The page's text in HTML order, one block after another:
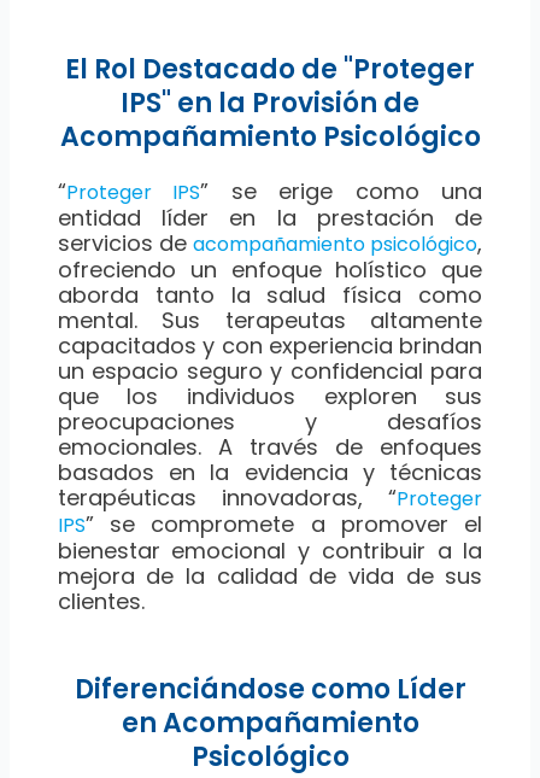
El Rol Destacado de "Proteger
IPS" en la Provisión de
Acompañamiento Psicológico
“Proteger IPS” se erige como una
entidad líder en la prestación de
servicios deacompañamiento psicológico,
ofreciendo un enfoque holístico que
aborda tanto la salud física como
mental. Sus terapeutas altamente
capacitados y con experiencia brindan
un espacio seguro y confidencial para
que los individuos exploren sus
preocupaciones y desafíos
emocionales. A través de enfoques
basados en la evidencia y técnicas
terapéuticas innovadoras, “Proteger
IPS” se compromete a promover el
bienestar emocional y contribuir a la
mejora de la calidad de vida de sus
clientes.
Diferenciándose como Líder
en Acompañamiento
Psicológico